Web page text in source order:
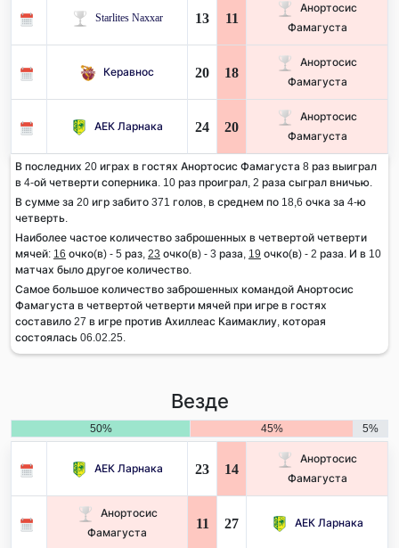
Starlites Naxxar 13 11
Анортосис
Фамагуста
Керавнос 20 18
Анортосис
Фамагуста
АЕК Ларнака 24 20
Анортосис
Фамагуста
В последних 20 играх в гостях Анортосис Фамагуста 8 раз выиграл
в 4-ой четверти соперника. 10 раз проиграл, 2 раза сыграл вничью.
В сумме за 20 игр забито 371 голов, в среднем по 18,6 очка за 4-ю
четверть.
Наиболее частое количество заброшенных в четвертой четверти
мячей: 16 очко(в) - 5 раз, 23 очко(в) - 3 раза, 19 очко(в) - 2 раза. И в 10
матчах было другое количество.
Самое большое количество заброшенных командой Анортосис
Фамагуста в четвертой четверти мячей при игре в гостях
составило 27 в игре против Ахиллеас Каимаклиу, которая
состоялась 06.02.25.
Везде
50% 45% 5%
АЕК Ларнака 23 14
Анортосис
Фамагуста
Анортосис
Фамагуста
11 27 АЕК Ларнака